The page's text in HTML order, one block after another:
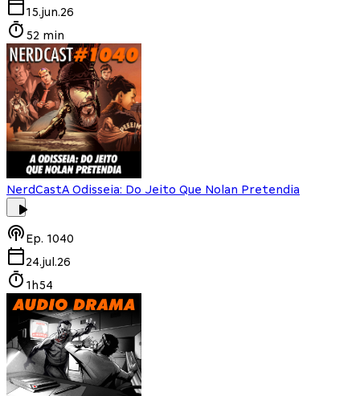
15.jun.26
52 min
NerdCastA Odisseia: Do Jeito Que Nolan Pretendia
Ep. 1040
24.jul.26
1h54